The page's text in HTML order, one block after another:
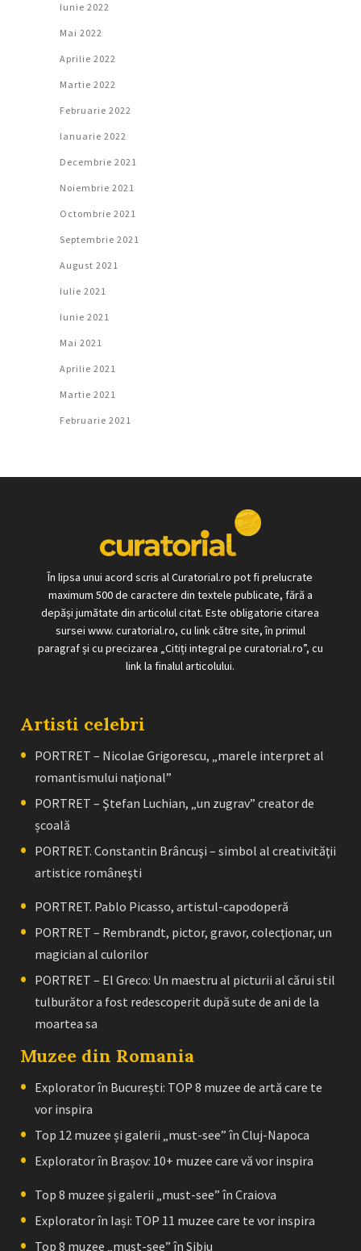
Iunie 2022
Mai 2022
Aprilie 2022
Martie 2022
Februarie 2022
Ianuarie 2022
Decembrie 2021
Noiembrie 2021
Octombrie 2021
Septembrie 2021
August 2021
Iulie 2021
Iunie 2021
Mai 2021
Aprilie 2021
Martie 2021
Februarie 2021
În lipsa unui acord scris al Curatorial.ro pot fi prelucrate
maximum 500 de caractere din textele publicate, fără a
depăși jumătate din articolul citat. Este obligatorie citarea
sursei www. curatorial.ro, cu link către site, în primul
paragraf și cu precizarea „Citiți integral pe curatorial.ro”, cu
link la finalul articolului.
Artisti celebri
PORTRET – Nicolae Grigorescu, „marele interpret al
romantismului naţional”
PORTRET – Ştefan Luchian, „un zugrav” creator de
școală
PORTRET. Constantin Brâncuşi – simbol al creativităţii
artistice româneşti
PORTRET. Pablo Picasso, artistul-capodoperă
PORTRET – Rembrandt, pictor, gravor, colecţionar, un
magician al culorilor
PORTRET – El Greco: Un maestru al picturii al cărui stil
tulburător a fost redescoperit după sute de ani de la
moartea sa
Muzee din Romania
Explorator în București: TOP 8 muzee de artă care te
vor inspira
Top 12 muzee și galerii „must-see” în Cluj-Napoca
Explorator în Brașov: 10+ muzee care vă vor inspira
Top 8 muzee și galerii „must-see” în Craiova
Explorator în Iași: TOP 11 muzee care te vor inspira
Top 8 muzee „must-see” în Sibiu